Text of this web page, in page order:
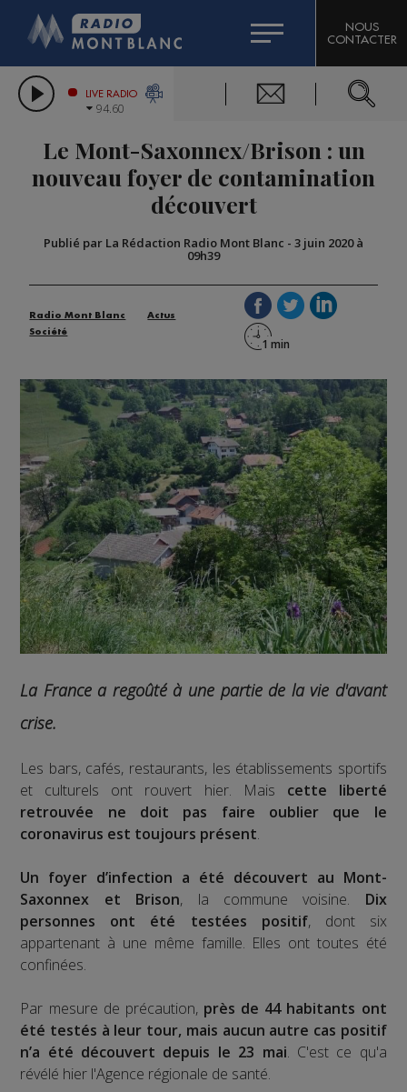
LES CHRONIQUES DE L'EXPERT
CITIZEN MACHINERY
GRAND MASSIF DOMAINES SKIABLES
BIGARD
COMPAGNIE DU MONT-BLANC
NOUS
CONTACTER
LIVE RADIO
94.60
Le Mont-Saxonnex/Brison : un
nouveau foyer de contamination
découvert
Publié par La Rédaction Radio Mont Blanc - 3 juin 2020 à
09h39
Radio Mont Blanc
Actus
Société
La France a regoûté à une partie de la vie d'avant
crise.
Les bars, cafés, restaurants, les établissements sportifs
et culturels ont rouvert hier. Mais cette liberté
retrouvée ne doit pas faire oublier que le
coronavirus est toujours présent.
Un foyer d’infection a été découvert au Mont-
Saxonnex et Brison, la commune voisine. Dix
personnes ont été testées positif, dont six
appartenant à une même famille. Elles ont toutes été
confinées.
Par mesure de précaution, près de 44 habitants ont
été testés à leur tour, mais aucun autre cas positif
n’a été découvert depuis le 23 mai. C'est ce qu'a
révélé hier l'Agence régionale de santé.